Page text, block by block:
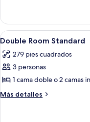
cuádruple
familiar
Abrir
todas
las
fotos
de
Double
6
Double Room Standard
279 pies cuadrados
3 personas
1 cama doble o 2 camas
Más detalles
Más